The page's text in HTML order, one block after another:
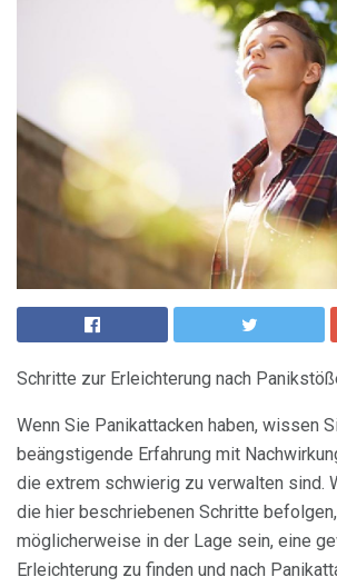
Schritte zur Erleichterung nach
Wenn Sie Panikattacken haben, wissen
beängstigende Erfahrung mit
die extrem schwierig zu verwalten sind.
die hier beschriebenen Schritte
möglicherweise in der Lage sein, eine
Erleichterung zu finden und nach